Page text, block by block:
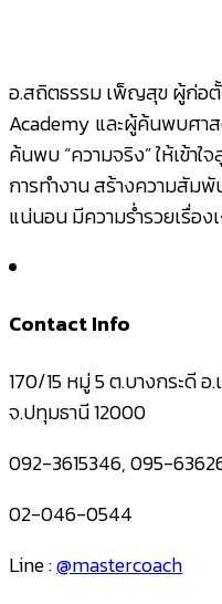
อ.สถิตธรรม เพ็ญสุข ผู้ก่อ
Academy และผู้ค้นพบศา
ค้นพบ “ความจริง” ให้เข้าใ
การทำงาน สร้างความสัมพั
แน่นอน มีความร่ำรวยเรื่อ
Contact Info
170/15 หมู่ 5 ต.บางกระดี อ.
จ.ปทุมธานี 12000
092-3615346, 095-
02-046-0544
Line :@mastercoach